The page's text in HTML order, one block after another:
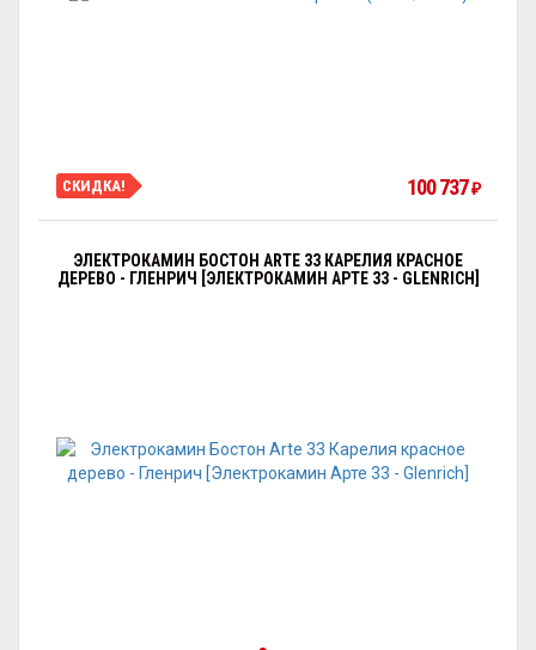
СКИДКА! 100 737₽
ЭЛЕКТРОКАМИН БОСТОН ARTE 33 КАРЕЛИЯ КРАСНОЕ
ДЕРЕВО - ГЛЕНРИЧ [ЭЛЕКТРОКАМИН АРТЕ 33 - GLENRICH]